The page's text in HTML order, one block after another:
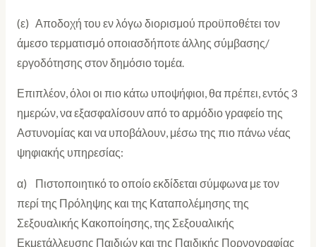
(ε) Αποδοχή του εν λόγω διορισμού προϋποθέτει τον
άμεσο τερματισμό οποιασδήποτε άλλης σύμβασης/
εργοδότησης στον δημόσιο τομέα.
Επιπλέον, όλοι οι πιο κάτω υποψήφιοι, θα πρέπει, εντός 3
ημερών, να εξασφαλίσουν από το αρμόδιο γραφείο της
Αστυνομίας και να υποβάλουν, μέσω της πιο πάνω νέας
ψηφιακής υπηρεσίας:
α) Πιστοποιητικό το οποίο εκδίδεται σύμφωνα με τον
περί της Πρόληψης και της Καταπολέμησης της
Σεξουαλικής Κακοποίησης, της Σεξουαλικής
Εκμετάλλευσης Παιδιών και της Παιδικής Πορνογραφίας